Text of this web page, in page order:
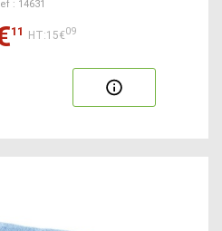
: 14631
11 HT:15€09